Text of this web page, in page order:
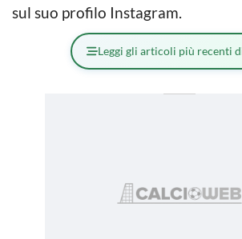
sul suo profilo Instagram.
Leggi gli articoli più recenti